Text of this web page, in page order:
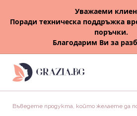
Уважаеми
Поради техническа поддръжка
поръчки.
Благодарим Ви за